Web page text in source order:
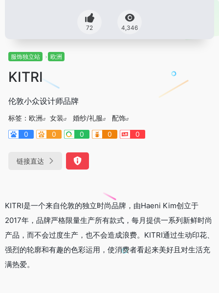
72 4,346
服饰独立站 欧洲
KITRI
伦敦小众设计师品牌
标签： 欧洲 女装 婚纱/礼服
配饰
0
0 0 0 0
链接直达
KITRI是一个来自伦敦的独立时尚品牌，由Haeni Kim创立于
2017年，品牌严格限量生产所有款式，每月提供一系列新鲜时尚
产品，而不会过度生产，也不会造成浪费。KITRI通过生动印花、
强烈的轮廓和有趣的色彩运用，使消费者看起来美好且对生活充
满热爱。